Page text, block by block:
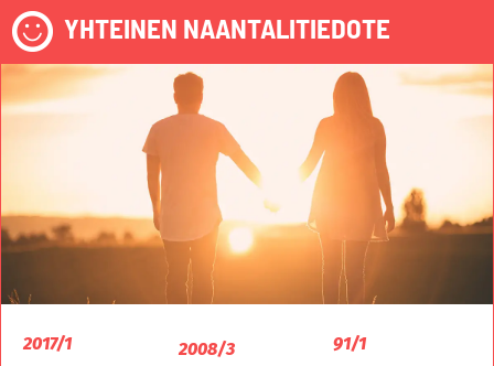
YHTEINEN NAANTALITIEDOTE
2017/1
2008/3
91/1